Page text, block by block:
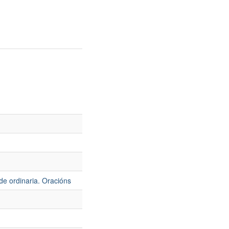
ordinaria. Oracións